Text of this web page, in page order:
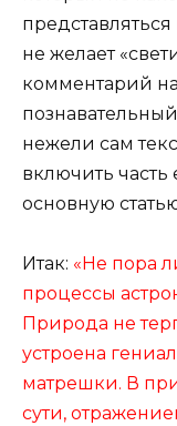
не желает
комментарий
нежели сам
включить часть
основную
Итак: «Не пора
процессы
Природа не
устроена
матрешки. В
сути,